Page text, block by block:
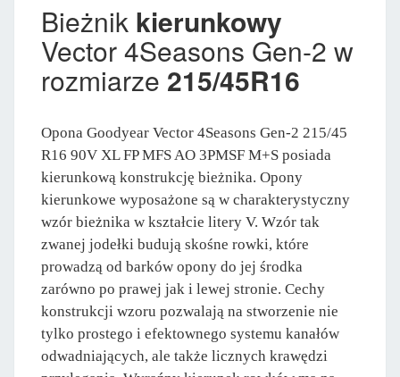
Bieżnik kierunkowy
Vector 4Seasons Gen-2 w
rozmiarze 215/45R16
Opona Goodyear Vector 4Seasons Gen-2 215/45
R16 90V XL FP MFS AO 3PMSF M+S posiada
kierunkową konstrukcję bieżnika. Opony
kierunkowe wyposażone są w charakterystyczny
wzór bieżnika w kształcie litery V. Wzór tak
zwanej jodełki budują skośne rowki, które
prowadzą od barków opony do jej środka
zarówno po prawej jak i lewej stronie. Cechy
konstrukcji wzoru pozwalają na stworzenie nie
tylko prostego i efektownego systemu kanałów
odwadniających, ale także licznych krawędzi